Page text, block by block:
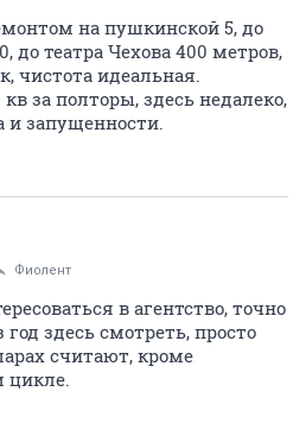
на пушкинской 5, до
до театра Чехова 400 метров,
чистота идеальная.
за полторы, здесь недалеко,
и запущенности.
Фиолент
в агентство, точно
здесь смотреть, просто
считают, кроме
цикле.